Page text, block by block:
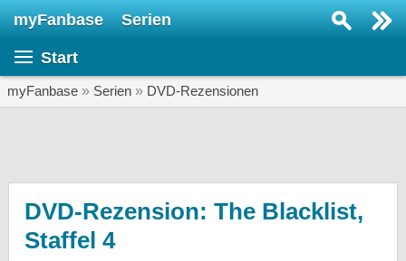
myFanbase Serien
Start
myFanbase » Serien » DVD-Rezensionen
DVD-Rezension: The Blacklist,
Staffel 4
SERIEN